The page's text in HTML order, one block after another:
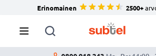
Erinomainen 2500+